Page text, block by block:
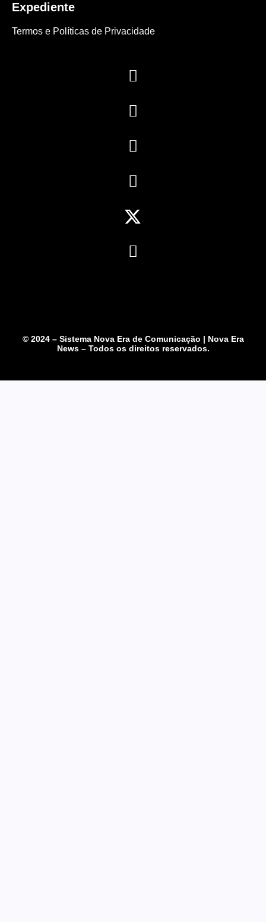
Expediente
Termos e Políticas de Privacidade
© 2024 – Sistema Nova Era de Comunicação | Nova Era
News – Todos os direitos reservados.